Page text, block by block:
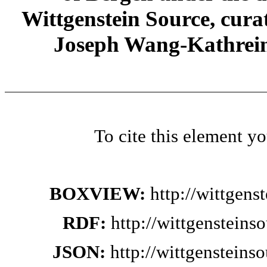
Wittgenstein Source,
Joseph Wang-
To cite this element
BOXVIEW: http://
RDF: http://
JSON: http://